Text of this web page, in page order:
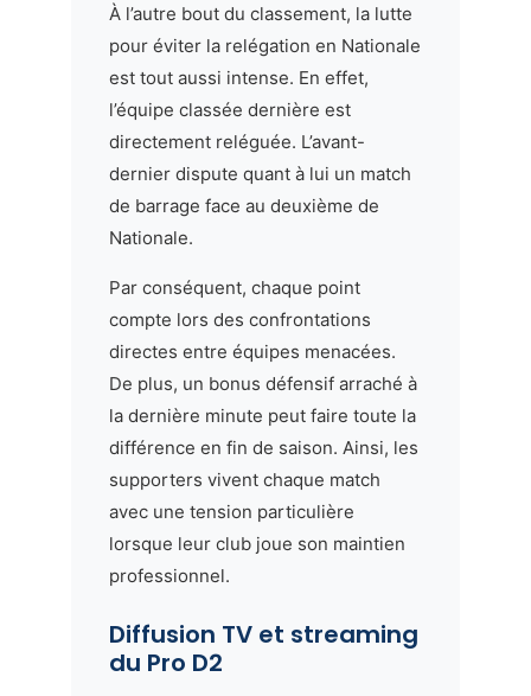
À l’autre bout du classement, la lutte
pour éviter la relégation en Nationale
est tout aussi intense. En effet,
l’équipe classée dernière est
directement reléguée. L’avant-
dernier dispute quant à lui un match
de barrage face au deuxième de
Nationale.
Par conséquent, chaque point
compte lors des confrontations
directes entre équipes menacées.
De plus, un bonus défensif arraché à
la dernière minute peut faire toute la
différence en fin de saison. Ainsi, les
supporters vivent chaque match
avec une tension particulière
lorsque leur club joue son maintien
professionnel.
Diffusion TV et streaming
du Pro D2